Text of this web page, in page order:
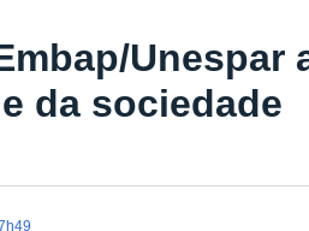
Unespar
da sociedade